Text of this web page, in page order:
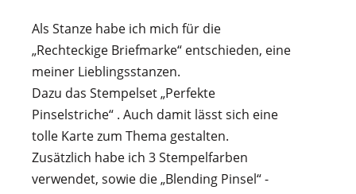
Als Stanze habe ich mich für die
„Rechteckige Briefmarke“ entschieden, eine
meiner Lieblingsstanzen.
Dazu das Stempelset „Perfekte
Pinselstriche“ . Auch damit lässt sich eine
tolle Karte zum Thema gestalten.
Zusätzlich habe ich 3 Stempelfarben
verwendet, sowie die „Blending Pinsel“ -